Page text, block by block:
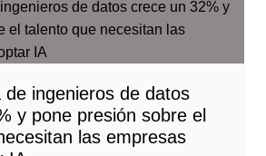
de ingenieros de datos
y pone presión sobre el
las empresas